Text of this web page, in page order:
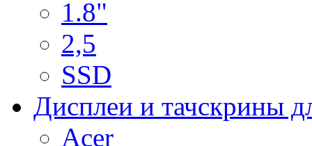
1.8"
2,5
SSD
Дисплеи и тачскрины
Acer